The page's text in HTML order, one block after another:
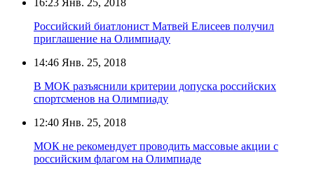
Российский биатлонист Матвей Елисеев получил
приглашение на Олимпиаду
14:46 Янв. 25, 2018
В МОК разъяснили критерии допуска российских
спортсменов на Олимпиаду
12:40 Янв. 25, 2018
МОК не рекомендует проводить массовые акции с
российским флагом на Олимпиаде